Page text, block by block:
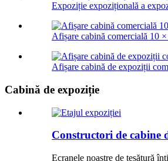
Expoziție expozițională a
Afișare cabină comercială 10
Afișare cabină de expoziții
Cabină de expoziție
Constructori de cabine
Ecranele noastre de țesătură